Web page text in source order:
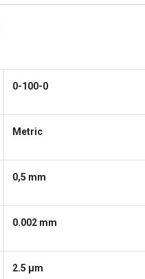
0-100-0
Metric
0,5 mm
0.002 mm
2.5 µm